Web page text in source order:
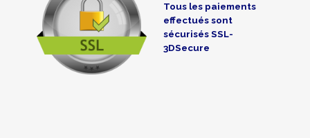
Tous les paiements
effectués sont
sécurisés SSL-
3DSecure